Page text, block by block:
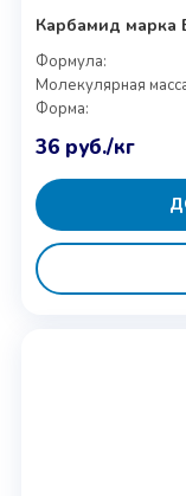
Карбамид марка
Формула:
Молекулярная
Форма:
36 руб./кг